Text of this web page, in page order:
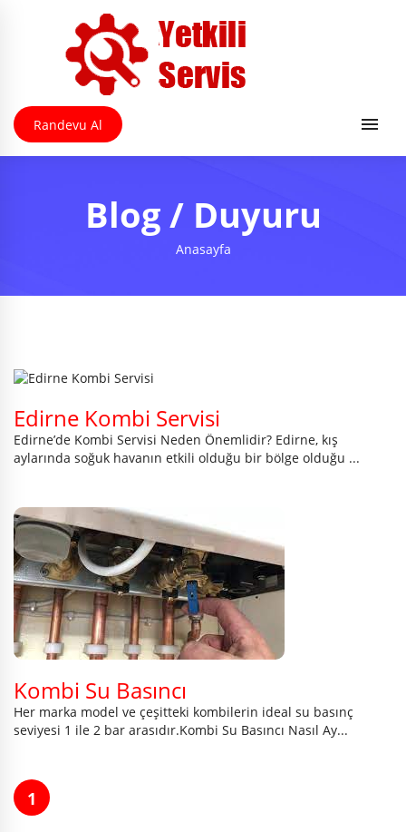
Randevu Al
Blog / Duyuru
Anasayfa
Edirne Kombi Servisi
Edirne’de Kombi Servisi Neden Önemlidir? Edirne, kış
aylarında soğuk havanın etkili olduğu bir bölge olduğu ...
Kombi Su Basıncı
Her marka model ve çeşitteki kombilerin ideal su basınç
seviyesi 1 ile 2 bar arasıdır.Kombi Su Basıncı Nasıl Ay...
1